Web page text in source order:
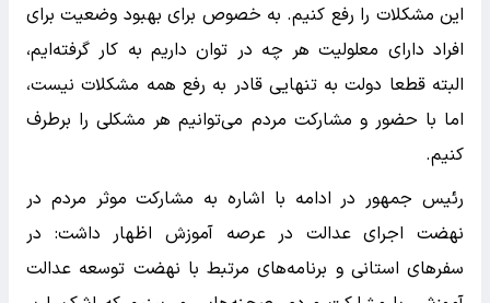
این مشکلات را رفع کنیم. به خصوص برای بهبود وضعیت برای
افراد دارای معلولیت هر چه در توان داریم به کار گرفته‌ایم،
البته قطعا دولت به تنهایی قادر به رفع همه مشکلات نیست،
اما با حضور و مشارکت مردم می‌توانیم هر مشکلی را برطرف
کنیم.
رئیس جمهور در ادامه با اشاره به مشارکت موثر مردم در
نهضت اجرای عدالت در عرصه آموزش اظهار داشت: در
سفرهای استانی و برنامه‌های مرتبط با نهضت توسعه عدالت